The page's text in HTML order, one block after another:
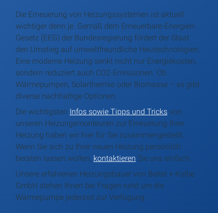
Die Erneuerung von Heizungssystemen ist aktuell
wichtiger denn je. Gemäß dem Erneuerbare-Energien-
Gesetz (EEG) der Bundesregierung fördert der Staat
den Umstieg auf umweltfreundliche Heiztechnologien.
Eine moderne Heizung senkt nicht nur Energiekosten,
sondern reduziert auch CO2-Emissionen. Ob
Wärmepumpen, Solarthermie oder Biomasse – es gibt
diverse nachhaltige Optionen.
Die wichtigsten Infos sowie Tipps und Tricks von
unseren Heizungsmonteuren zur Erneuerung Ihrer
Heizung haben wir hier für Sie zusammengestellt.
Wenn Sie sich zu Ihrer neuen Heizung persönlich
beraten lassen wollen, kontaktieren Sie uns einfach.
Unsere erfahrenen Heizungsbauer von Beitel + Kolbe
GmbH stehen Ihnen bei Fragen rund um die
Wärmepumpe jederzeit zur Verfügung.